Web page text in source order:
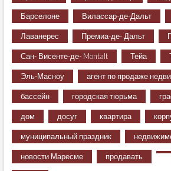
Барселоне Вилассар-де-Дальт
Лаванерес Премиа-де- Дальт
Сан- Висенте-де- Montalt Тейа
Эль-Масноу агент по продаже
бассейн городская тюрьма
дом досуг квартира
муниципальный праздник
новости Маресме продавать